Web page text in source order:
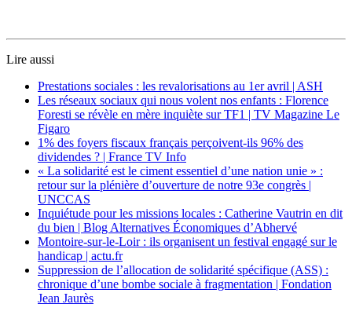
Lire aussi
Prestations sociales : les revalorisations au 1er avril | ASH
Les réseaux sociaux qui nous volent nos enfants : Florence
Foresti se révèle en mère inquiète sur TF1 | TV Magazine Le
Figaro
1% des foyers fiscaux français perçoivent-ils 96% des
dividendes ? | France TV Info
« La solidarité est le ciment essentiel d’une nation unie » :
retour sur la plénière d’ouverture de notre 93e congrès |
UNCCAS
Inquiétude pour les missions locales : Catherine Vautrin en dit
du bien | Blog Alternatives Économiques d’Abhervé
Montoire-sur-le-Loir : ils organisent un festival engagé sur le
handicap | actu.fr
Suppression de l’allocation de solidarité spécifique (ASS) :
chronique d’une bombe sociale à fragmentation | Fondation
Jean Jaurès